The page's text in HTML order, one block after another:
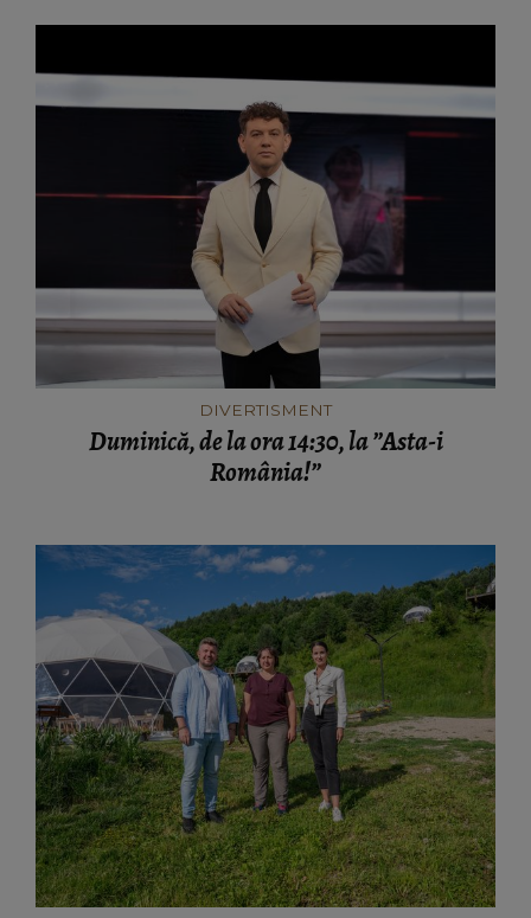
DIVERTISMENT
Duminică, de la ora 14:30, la ”Asta-i
România!”